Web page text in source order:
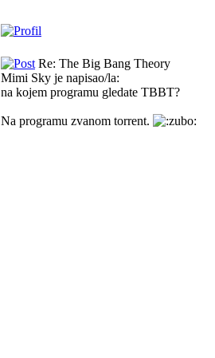
Re: The Big Bang Theory
Mimi Sky je napisao/la:
na kojem programu gledate TBBT?
Na programu zvanom torrent.